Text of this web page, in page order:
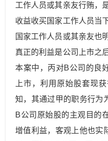
工作人员或其亲友行贿，
收益收买国家工作人员当
国家工作人员或其亲友也
真正的利益是公司上市之
本案中，丙对B公司的良
上市，利用原始股套现
知，其通过甲的职务行为
B公司原始股的主观目的
增值利益，客观上他也实